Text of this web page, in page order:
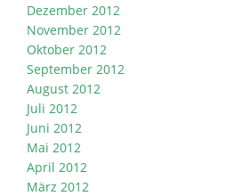
Dezember 2012
November 2012
Oktober 2012
September 2012
August 2012
Juli 2012
Juni 2012
Mai 2012
April 2012
März 2012